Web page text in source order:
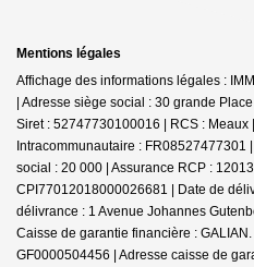
Mentions légales
Affichage des informations légales :
| Adresse siège social : 30 grande
Siret : 52747730100016 | RCS : Meaux
Intracommunautaire : FR08527477301
social : 20 000 | Assurance RCP :
CPI77012018000026681 | Date de
délivrance : 1 Avenue Johannes
Caisse de garantie financière :
GF0000504456 | Adresse caisse de